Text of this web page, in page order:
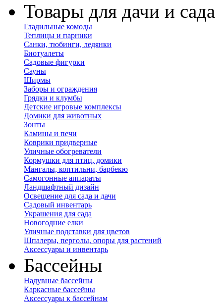
Товары для дачи и сада
Гладильные комоды
Теплицы и парники
Санки, тюбинги, ледянки
Биотуалеты
Садовые фигурки
Сауны
Ширмы
Заборы и ограждения
Грядки и клумбы
Детские игровые комплексы
Домики для животных
Зонты
Камины и печи
Коврики придверные
Уличные обогреватели
Кормушки для птиц, домики
Мангалы, коптильни, барбекю
Самогонные аппараты
Ландшафтный дизайн
Освещение для сада и дачи
Садовый инвентарь
Украшения для сада
Новогодние елки
Уличные подставки для цветов
Шпалеры, перголы, опоры для растений
Аксессуары и инвентарь
Бассейны
Надувные бассейны
Каркасные бассейны
Аксессуары к бассейнам